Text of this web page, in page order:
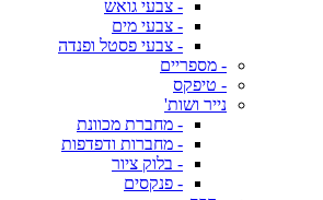
- צבעי גואש
- צבעי מים
- צבעי פסטל ופנדה
- מספריים
- טיפקס
נייר ושות'
- מחברת מכוונת
- מחברות ודפדפות
- בלוק ציור
- פנקסים